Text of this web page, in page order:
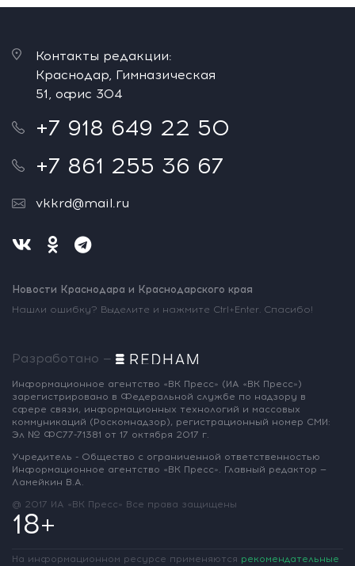
Контакты редакции:
Краснодар, Гимназическая
51, офис 304
+7 918 649 22 50
+7 861 255 36 67
vkkrd@mail.ru
Новости Краснодара и Краснодарского края
Нашли ошибку? Выделите и нажмите Ctrl+Enter. Спасибо!
Разработано —
Информационное агентство «ВК Пресс» (ИА «ВК Пресс»)
зарегистрировано в Федеральной службе по надзору в
сфере связи, информационных технологий и массовых
коммуникаций (Роскомнадзор), регистрационный номер СМИ:
Эл № ФС77-71381 от 17 октября 2017 г.
Учредитель - Общество с ограниченной ответственностью
Информационное агентство «ВК Пресс». Главный редактор —
Ламейкин В.А.
@ 2017 ИА «ВК Пресс» Все права защищены
18+
На информационном ресурсе применяются рекомендательные